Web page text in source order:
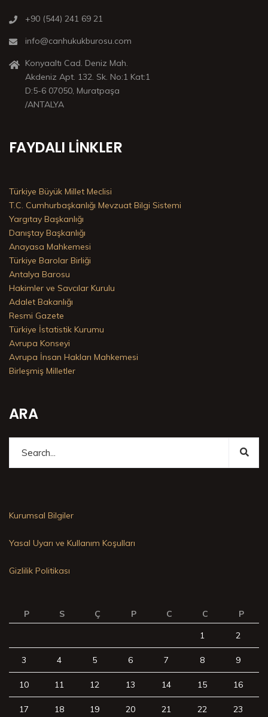
+90 (544) 241 69 21
info@canhukukburosu.com
Konyaaltı Cad. Deniz Mah.
Akdeniz Apt. 132. Sk. No:1 Kat:1
D:5-6 07050, Muratpaşa
/ANTALYA
FAYDALI LINKLER
Türkiye Büyük Millet Meclisi
T.C. Cumhurbaşkanlığı Mevzuat Bilgi Sistemi
Yargıtay Başkanlığı
Danıştay Başkanlığı
Anayasa Mahkemesi
Türkiye Barolar Birliği
Antalya Barosu
Hakimler ve Savcılar Kurulu
Adalet Bakanlığı
Resmi Gazete
Türkiye İstatistik Kurumu
Avrupa Konseyi
Avrupa İnsan Hakları Mahkemesi
Birleşmiş Milletler
ARA
Kurumsal Bilgiler
Yasal Uyarı ve Kullanım Koşulları
Gizlilik Politikası
P S Ç P C C
P
1
2
3 4 5 6 7 8 9
10 11 12 13 14 15 16
17 18 19 20 21 22 23